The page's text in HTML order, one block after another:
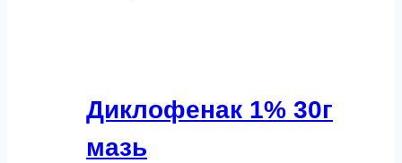
Диклофенак 1% 30г
мазь